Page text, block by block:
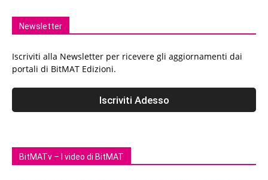
Newsletter
Iscriviti alla Newsletter per ricevere gli aggiornamenti dai
portali di BitMAT Edizioni.
BitMATv – I video di BitMAT